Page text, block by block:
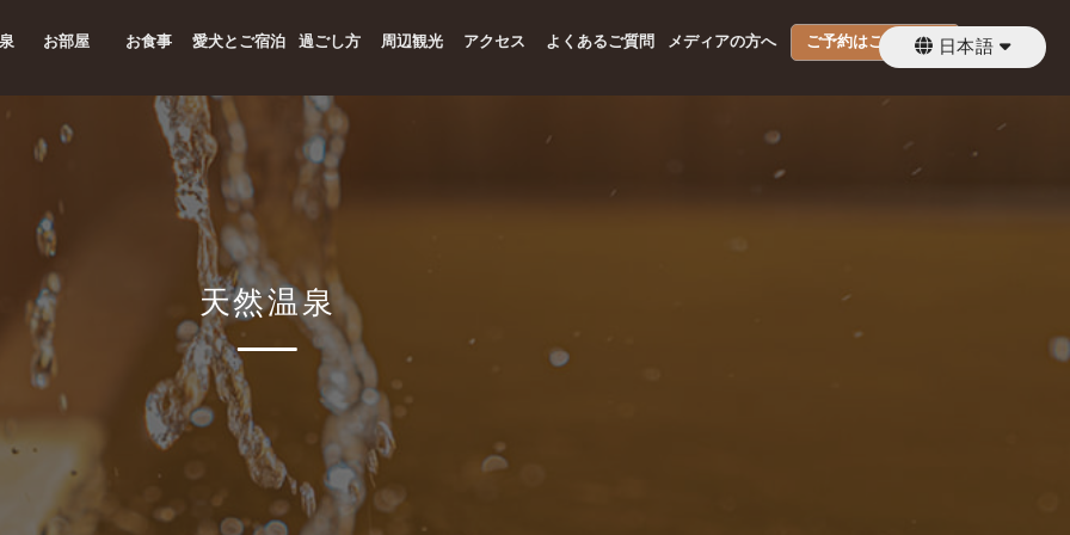
お部屋 お食事 愛犬とご宿泊 過ごし方 周辺観光 アクセス よくあるご質問 メディアの方へ ご予約はこちらから日本語
天然温泉